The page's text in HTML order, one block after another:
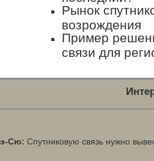
Рынок
возрождения
Пример
связи для
Сю: Спутниковую связь нужно